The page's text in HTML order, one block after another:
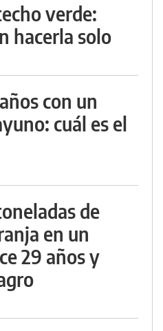
verde:
hacerla solo
con un
cuál es el
de
en un
29 años y